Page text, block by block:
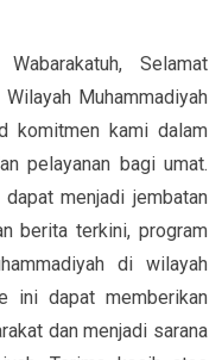
Wabarakatuh, Selamat
Muhammadiyah
komitmen kami dalam
pelayanan bagi umat.
menjadi jembatan
berita terkini, program
di wilayah
ini dapat memberikan
dan menjadi sarana